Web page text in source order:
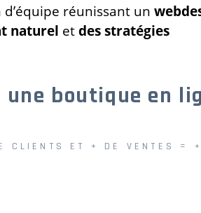
réunissant un
naturel et des stratégies
boutique en
CLIENTS ET + DE VENTES =